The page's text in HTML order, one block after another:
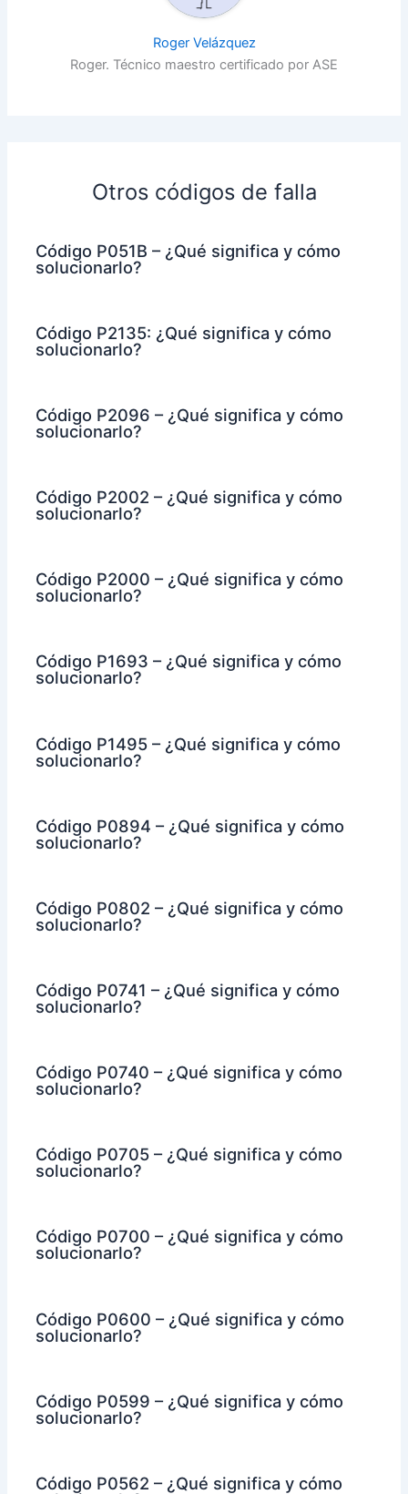
Roger Velázquez
Roger. Técnico maestro certificado por ASE
Otros códigos de falla
Código P051B – ¿Qué significa y cómo
solucionarlo?
Código P2135: ¿Qué significa y cómo
solucionarlo?
Código P2096 – ¿Qué significa y cómo
solucionarlo?
Código P2002 – ¿Qué significa y cómo
solucionarlo?
Código P2000 – ¿Qué significa y cómo
solucionarlo?
Código P1693 – ¿Qué significa y cómo
solucionarlo?
Código P1495 – ¿Qué significa y cómo
solucionarlo?
Código P0894 – ¿Qué significa y cómo
solucionarlo?
Código P0802 – ¿Qué significa y cómo
solucionarlo?
Código P0741 – ¿Qué significa y cómo
solucionarlo?
Código P0740 – ¿Qué significa y cómo
solucionarlo?
Código P0705 – ¿Qué significa y cómo
solucionarlo?
Código P0700 – ¿Qué significa y cómo
solucionarlo?
Código P0600 – ¿Qué significa y cómo
solucionarlo?
Código P0599 – ¿Qué significa y cómo
solucionarlo?
Código P0562 – ¿Qué significa y cómo